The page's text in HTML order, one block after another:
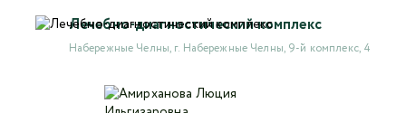
Лечебно-диагностический комплекс
Набережные Челны, г. Набережные Челны, 9-й комплекс, 4
Ваша оценка